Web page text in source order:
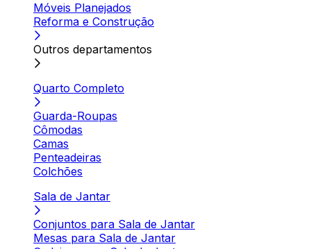
Móveis Planejados
Reforma e Construção
Outros departamentos
Quarto Completo
Guarda-Roupas
Cômodas
Camas
Penteadeiras
Colchões
Sala de Jantar
Conjuntos para Sala de Jantar
Mesas para Sala de Jantar